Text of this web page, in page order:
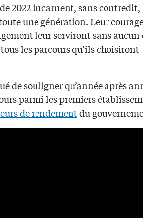
2022 incarnent, sans contredit,
une génération. Leur
leur serviront sans aucun
les parcours qu’ils choisiront
de souligner qu’année après
parmi les premiers
de rendementdu